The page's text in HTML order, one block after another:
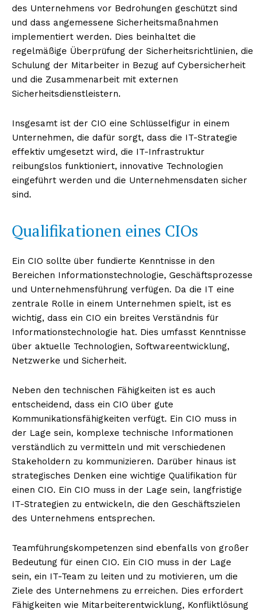
des Unternehmens vor Bedrohungen geschützt sind
und dass angemessene Sicherheitsmaßnahmen
implementiert werden. Dies beinhaltet die
regelmäßige Überprüfung der Sicherheitsrichtlinien, die
Schulung der Mitarbeiter in Bezug auf Cybersicherheit
und die Zusammenarbeit mit externen
Sicherheitsdienstleistern.
Insgesamt ist der CIO eine Schlüsselfigur in einem
Unternehmen, die dafür sorgt, dass die IT-Strategie
effektiv umgesetzt wird, die IT-Infrastruktur
reibungslos funktioniert, innovative Technologien
eingeführt werden und die Unternehmensdaten sicher
sind.
Qualifikationen eines CIOs
Ein CIO sollte über fundierte Kenntnisse in den
Bereichen Informationstechnologie, Geschäftsprozesse
und Unternehmensführung verfügen. Da die IT eine
zentrale Rolle in einem Unternehmen spielt, ist es
wichtig, dass ein CIO ein breites Verständnis für
Informationstechnologie hat. Dies umfasst Kenntnisse
über aktuelle Technologien, Softwareentwicklung,
Netzwerke und Sicherheit.
Neben den technischen Fähigkeiten ist es auch
entscheidend, dass ein CIO über gute
Kommunikationsfähigkeiten verfügt. Ein CIO muss in
der Lage sein, komplexe technische Informationen
verständlich zu vermitteln und mit verschiedenen
Stakeholdern zu kommunizieren. Darüber hinaus ist
strategisches Denken eine wichtige Qualifikation für
einen CIO. Ein CIO muss in der Lage sein, langfristige
IT-Strategien zu entwickeln, die den Geschäftszielen
des Unternehmens entsprechen.
Teamführungskompetenzen sind ebenfalls von großer
Bedeutung für einen CIO. Ein CIO muss in der Lage
sein, ein IT-Team zu leiten und zu motivieren, um die
Ziele des Unternehmens zu erreichen. Dies erfordert
Fähigkeiten wie Mitarbeiterentwicklung, Konfliktlösung